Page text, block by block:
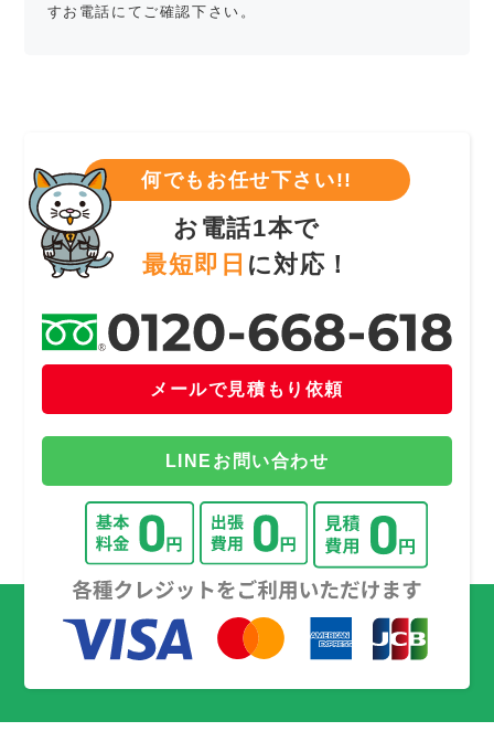
すお電話にてご確認下さい。
何でもお任せ下さい!!
お電話1本で
最短即日 に対応！
メールで見積もり依頼
LINEお問い合わせ